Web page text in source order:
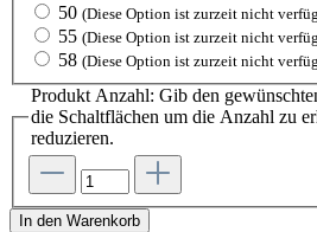
50 (Diese Option ist zurzeit nicht
55 (Diese Option ist zurzeit nicht
58 (Diese Option ist zurzeit nicht
Produkt Anzahl: Gib den
die Schaltflächen um die Anzahl zu
reduzieren.
In den Warenkorb